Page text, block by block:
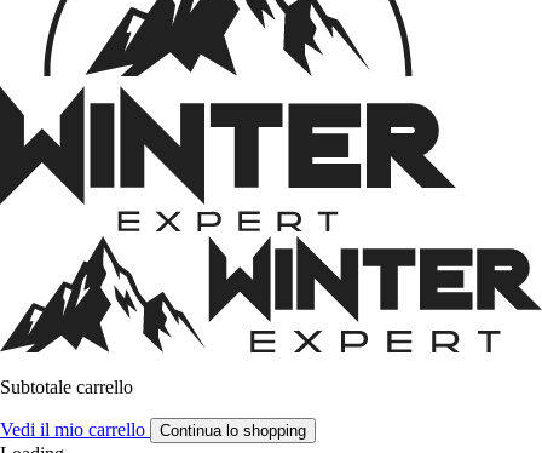
Subtotale carrello
Vedi il mio carrello Continua lo shopping